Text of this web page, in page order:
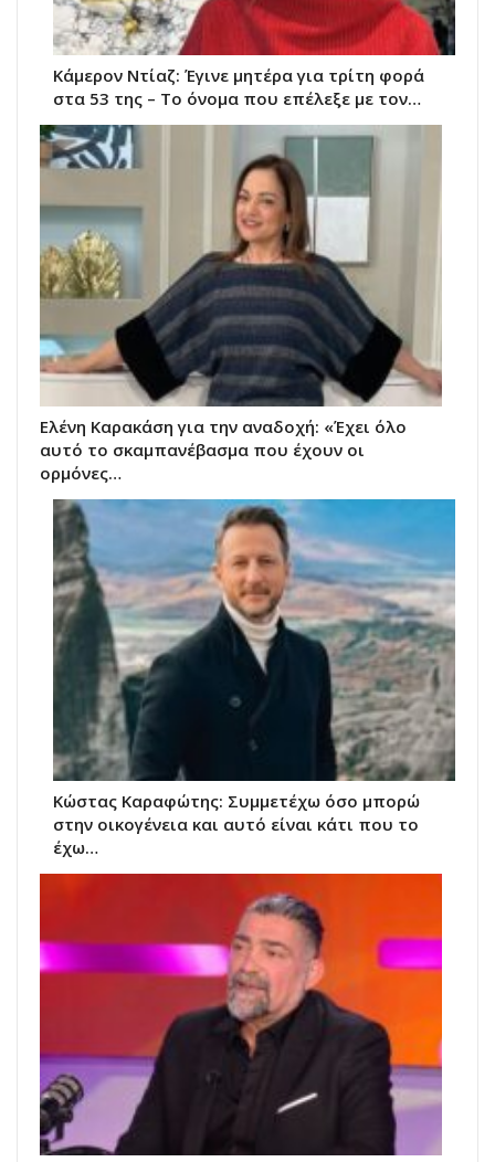
Κάμερον Ντίαζ: Έγινε μητέρα για τρίτη φορά
στα 53 της – Το όνομα που επέλεξε με τον…
Ελένη Καρακάση για την αναδοχή: «Έχει όλο
αυτό το σκαμπανέβασμα που έχουν οι
ορμόνες…
Κώστας Καραφώτης: Συμμετέχω όσο μπορώ
στην οικογένεια και αυτό είναι κάτι που το
έχω…